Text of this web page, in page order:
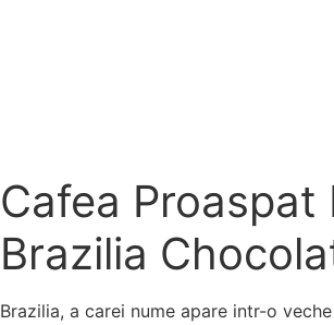
Cafea Proaspat
Brazilia
Brazilia, a carei nume apare intr-o